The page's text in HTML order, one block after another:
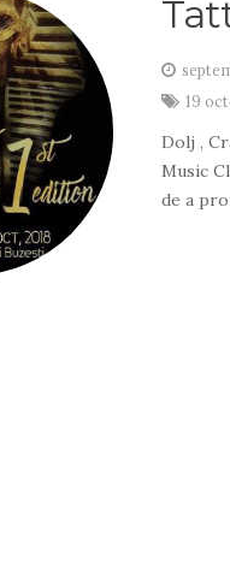
19
Dolj ,
Music
de a